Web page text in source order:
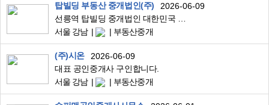
탑빌딩 부동산 중개법인(주)
2026-06-09
서울 강남
부동산중개
(주)시온
2026-06-09
대표 공인중개사 구인합니다.
서울 강남
부동산중개